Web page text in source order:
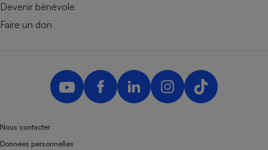
Devenir bénévole
Faire un don
Nous contacter
Données personnelles